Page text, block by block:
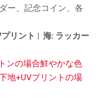
ー、記念コイン、各
プリント | 海: ラッカー
ンの場合鮮やかな色
地+UVプリントの場